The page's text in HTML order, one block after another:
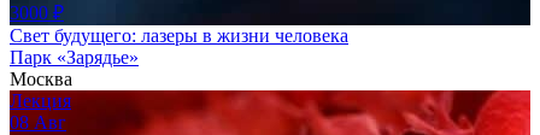
3000 ₽
Свет будущего: лазеры в жизни человека
Парк «Зарядье»
Москва
Лекция
08 Авг